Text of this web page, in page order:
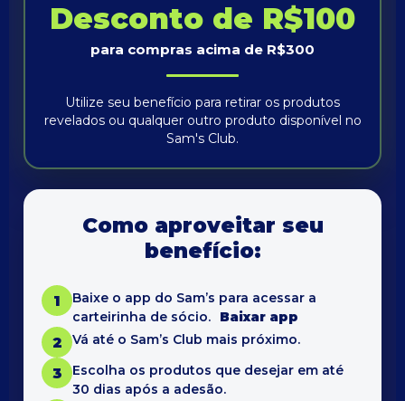
Desconto de R$100
para compras acima de R$300
Utilize seu benefício para retirar os produtos
revelados ou qualquer outro produto disponível no
Sam's Club.
Como aproveitar seu
benefício:
1
Baixe o app do Sam’s para acessar a
carteirinha de sócio.
Baixar app
2 Vá até o Sam’s Club mais próximo.
3
Escolha os produtos que desejar em até
30 dias após a adesão.